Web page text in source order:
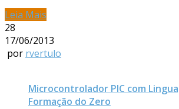
Leia Mais
28
17/06/2013
por rvertulo
Microcontrolador PIC com
Formação do Zero